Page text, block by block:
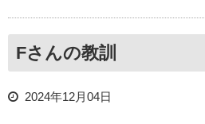
Fさんの教訓
2024年12月04日